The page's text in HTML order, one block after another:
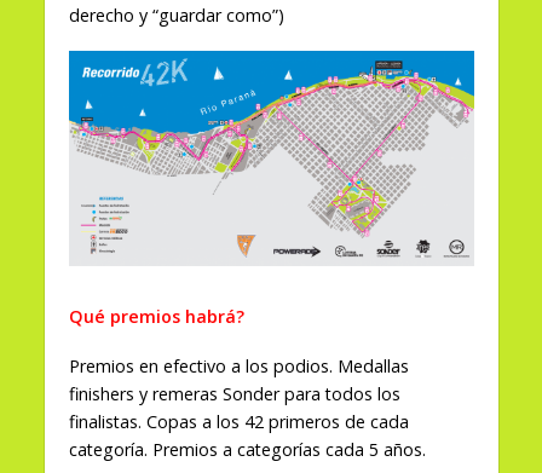
derecho y “guardar como”)
Qué premios habrá?
Premios en efectivo a los podios. Medallas
finishers y remeras Sonder para todos los
finalistas. Copas a los 42 primeros de cada
categoría. Premios a categorías cada 5 años.